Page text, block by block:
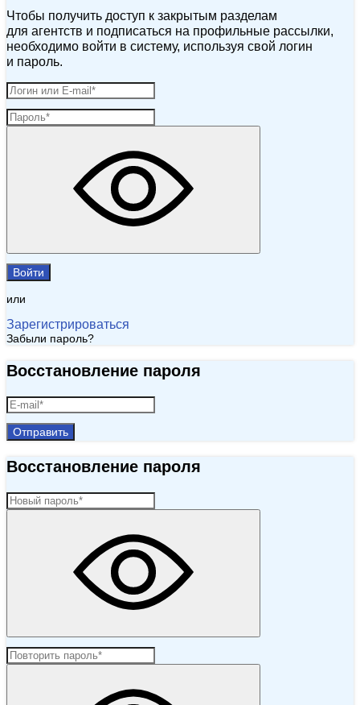
Чтобы получить доступ к закрытым разделам
для агентств и подписаться на профильные рассылки,
необходимо войти в систему, используя свой логин
и пароль.
Войти
или
Зарегистрироваться
Забыли пароль?
Восстановление пароля
Отправить
Восстановление пароля